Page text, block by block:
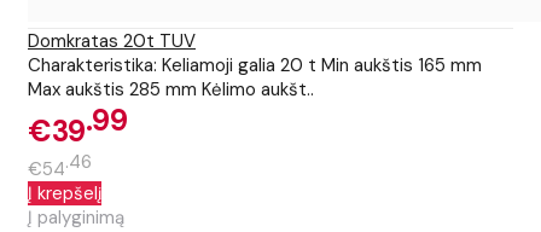
Domkratas 20t TUV
Charakteristika: Keliamoji galia 20 t Min aukštis 165 mm
Max aukštis 285 mm Kėlimo aukšt..
€39 99
€54 46
Į krepšelį
Į palyginimą